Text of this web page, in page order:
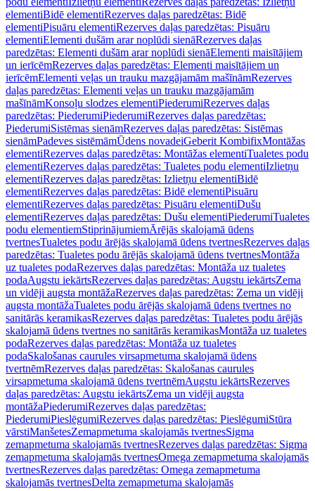
elementiBidē elementiRezerves daļas paredzētas: Bidē
elementiPisuāru elementiRezerves daļas paredzētas: Pisuāru
elementiElementi dušām arar noplūdi sienāRezerves daļas
paredzētas: Elementi dušām arar noplūdi sienāElementi maisītājiem
un ierīcēmRezerves daļas paredzētas: Elementi maisītājiem un
ierīcēmElementi veļas un trauku mazgājamām mašīnāmRezerves
daļas paredzētas: Elementi veļas un trauku mazgājamām
mašīnāmKonsoļu slodzes elementiPiederumiRezerves daļas
paredzētas: PiederumiPiederumiRezerves daļas paredzētas:
PiederumiSistēmas sienāmRezerves daļas paredzētas: Sistēmas
sienāmPadeves sistēmāmŪdens novadeiGeberit KombifixMontāžas
elementiRezerves daļas paredzētas: Montāžas elementiTualetes podu
elementiRezerves daļas paredzētas: Tualetes podu elementiIzlietņu
elementiRezerves daļas paredzētas: Izlietņu elementiBidē
elementiRezerves daļas paredzētas: Bidē elementiPisuāru
elementiRezerves daļas paredzētas: Pisuāru elementiDušu
elementiRezerves daļas paredzētas: Dušu elementiPiederumiTualetes
podu elementiemStiprinājumiemĀrējās skalojamā ūdens
tvertnesTualetes podu ārējās skalojamā ūdens tvertnesRezerves daļas
paredzētas: Tualetes podu ārējās skalojamā ūdens tvertnesMontāža
uz tualetes podaRezerves daļas paredzētas: Montāža uz tualetes
podaAugstu iekārtsRezerves daļas paredzētas: Augstu iekārtsZema
un vidēji augsta montāžaRezerves daļas paredzētas: Zema un vidēji
augsta montāžaTualetes podu ārējās skalojamā ūdens tvertnes no
sanitārās keramikasRezerves daļas paredzētas: Tualetes podu ārējās
skalojamā ūdens tvertnes no sanitārās keramikasMontāža uz tualetes
podaRezerves daļas paredzētas: Montāža uz tualetes
podaSkalošanas caurules virsapmetuma skalojamā ūdens
tvertnēmRezerves daļas paredzētas: Skalošanas caurules
virsapmetuma skalojamā ūdens tvertnēmAugstu iekārtsRezerves
daļas paredzētas: Augstu iekārtsZema un vidēji augsta
montāžaPiederumiRezerves daļas paredzētas:
PiederumiPieslēgumiRezerves daļas paredzētas: PieslēgumiStūra
vārstiManšetesZemapmetuma skalojamās tvertnesSigma
zemapmetuma skalojamās tvertnesRezerves daļas paredzētas: Sigma
zemapmetuma skalojamās tvertnesOmega zemapmetuma skalojamās
tvertnesRezerves daļas paredzētas: Omega zemapmetuma
skalojamās tvertnesDelta zemapmetuma skalojamās